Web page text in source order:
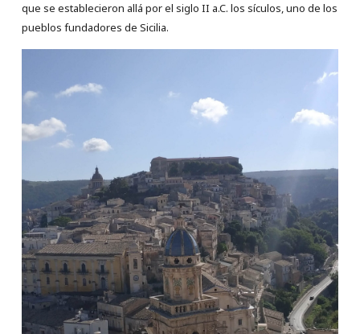
que se establecieron allá por el siglo II a.C. los sículos, uno de los
pueblos fundadores de Sicilia.